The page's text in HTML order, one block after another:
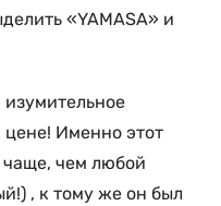
«YAMASA» и
цене! Именно этот
чем любой
, к тому же он был